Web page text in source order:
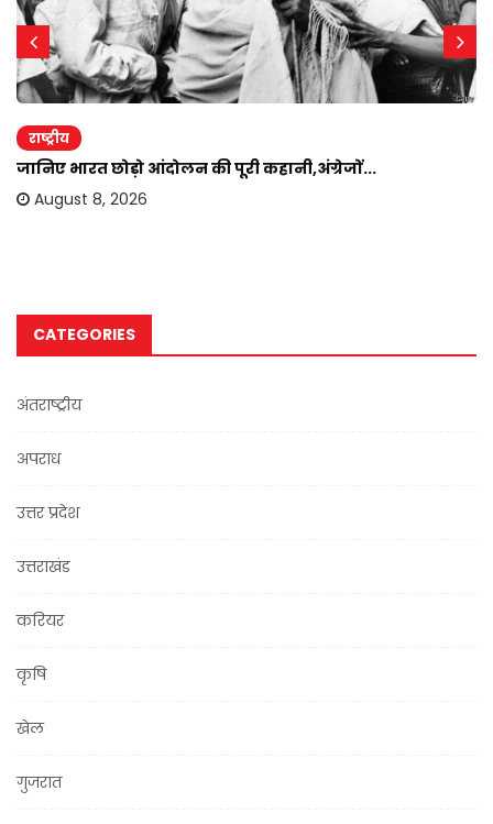
राष्ट्रीय
जानिए भारत छोड़ो आंदोलन की पूरी कहानी,अंग्रेजों...
August 8, 2026
CATEGORIES
अंतराष्ट्रीय
अपराध
उत्तर प्रदेश
उत्तराखंड
करियर
कृषि
खेल
गुजरात